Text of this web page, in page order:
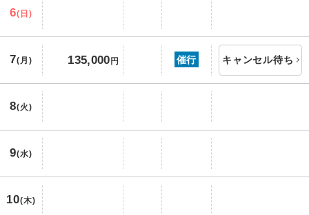
6(日)
7(月) 135,000円 催行 キャンセル待ち
8(火)
9(水)
10(木)